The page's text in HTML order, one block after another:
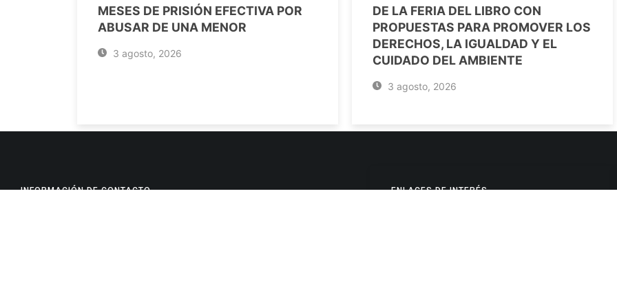
MESES DE PRISIÓN EFECTIVA POR
ABUSAR DE UNA MENOR
3 agosto, 2026
DE LA FERIA DEL LIBRO CON
PROPUESTAS PARA PROMOVER LOS
DERECHOS, LA IGUALDAD Y EL
CUIDADO DEL AMBIENTE
3 agosto, 2026
INFORMACIÓN DE CONTACTO ENLACES DE INTERÉS